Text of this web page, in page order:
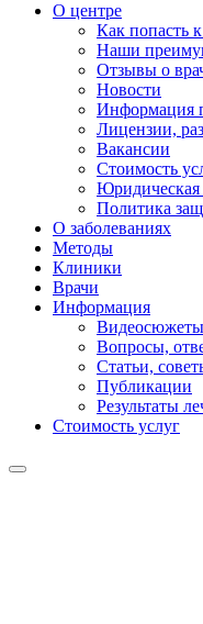
О центре
Как попасть
Наши
Отзывы о
Новости
Лицензии,
Вакансии
Стоимость
Политика
О заболеваниях
Методы
Клиники
Врачи
Информация
Видеосюжеты
Вопросы,
Статьи,
Публикации
Результаты
Стоимость услуг